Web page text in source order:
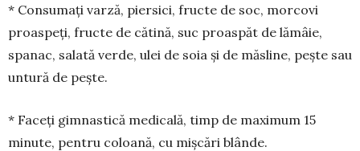
* Consumați varză, piersici, fructe de soc, morcovi
proaspeți, fructe de cătină, suc proaspăt de lămâie,
spanac, salată verde, ulei de soia și de măsline, peș­te sau
un­tură de pește.
* Faceți gimnastică medicală, timp de maximum 15
minute, pen­tru coloană, cu miș­cări blânde.